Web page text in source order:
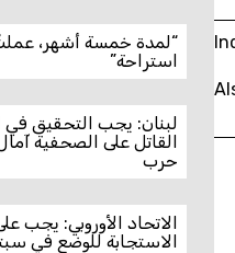
استراحة”
لبنان: يجب التحقيق في
القاتل على الصحفية
حرب
الاتحاد الأوروبي: يجب
الاستجابة للوضع في